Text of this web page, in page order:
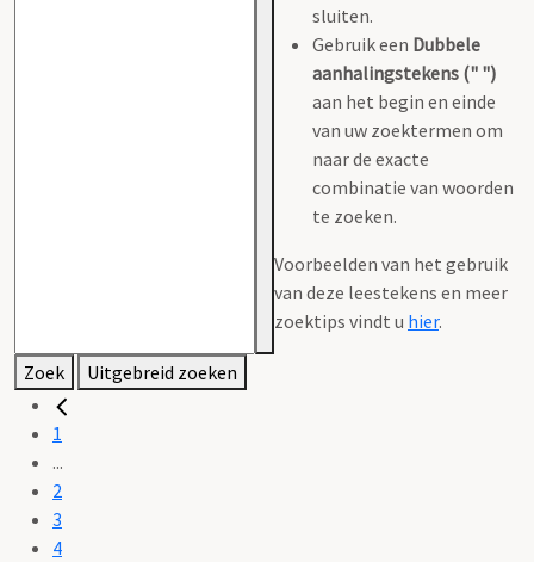
sluiten.
Gebruik een Dubbele
aanhalingstekens (" ")
aan het begin en einde
van uw zoektermen om
naar de exacte
combinatie van woorden
te zoeken.
Voorbeelden van het gebruik
van deze leestekens en meer
zoektips vindt u hier.
Zoek Uitgebreid zoeken
1
...
2
3
4